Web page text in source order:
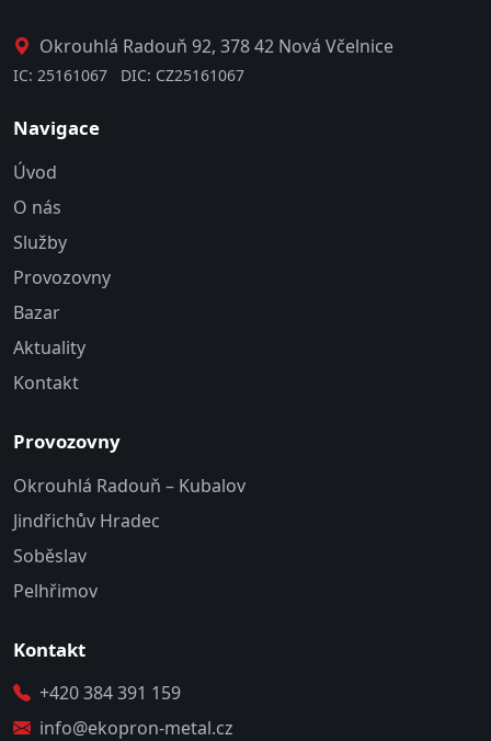
Okrouhlá Radouň 92, 378 42 Nová Včelnice
IC: 25161067 DIC: CZ25161067
Navigace
Úvod
O nás
Služby
Provozovny
Bazar
Aktuality
Kontakt
Provozovny
Okrouhlá Radouň – Kubalov
Jindřichův Hradec
Soběslav
Pelhřimov
Kontakt
+420 384 391 159
info@ekopron-metal.cz